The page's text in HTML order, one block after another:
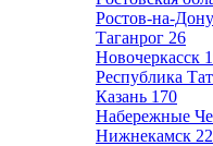
Ростов-на-Дону
Таганрог 26
Новочеркасск
Республика
Казань 170
Набережные
Нижнекамск 22